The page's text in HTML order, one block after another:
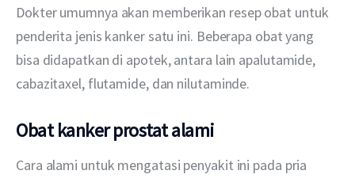
Dokter umumnya akan memberikan resep obat untuk
penderita jenis kanker satu ini. Beberapa obat yang
bisa didapatkan di apotek, antara lain apalutamide,
cabazitaxel, flutamide, dan nilutaminde.
Obat kanker prostat alami
Cara alami untuk mengatasi penyakit ini pada pria